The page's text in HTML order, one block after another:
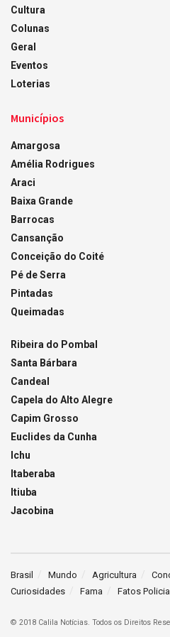
Cultura
Colunas
Geral
Eventos
Loterias
Municípios
Amargosa
Amélia Rodrigues
Araci
Baixa Grande
Barrocas
Cansanção
Conceição do Coité
Pé de Serra
Pintadas
Queimadas
Ribeira do Pombal
Santa Bárbara
Candeal
Capela do Alto Alegre
Capim Grosso
Euclides da Cunha
Ichu
Itaberaba
Itiuba
Jacobina
Brasil Mundo Agricultura
Curiosidades
Fama Fatos
© 2018 Calila Notícias. Todos os Direitos